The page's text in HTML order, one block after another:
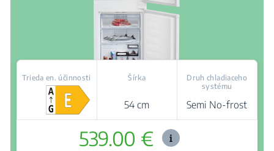
Trieda en. účinnosti Šírka
54 cm
Druh chladiaceho
systému
Semi No-frost
539.00 €